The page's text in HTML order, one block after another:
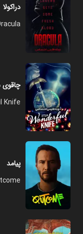
دراکولا
چاقوی
Knife
پیامد